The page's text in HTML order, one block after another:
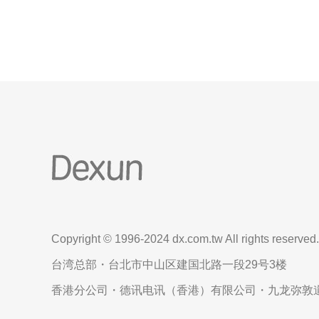
Copyright © 1996-2024 dx.com.tw All rights reserved.
台湾总部・台北市中山区建国北路一段29号3楼
香港分公司・德讯电讯（香港）有限公司・九龙弥敦